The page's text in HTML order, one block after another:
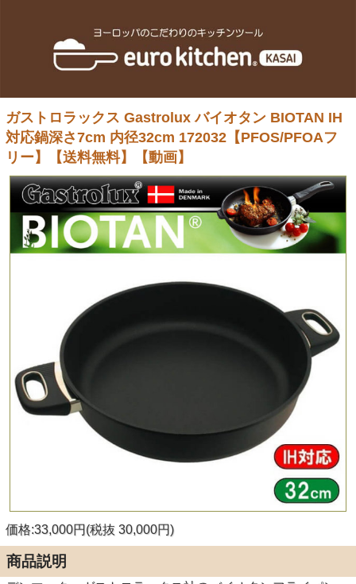
ガストロラックス Gastrolux バイオタン BIOTAN IH
対応鍋深さ7cm 内径32cm 172032【PFOS/PFOAフ
リー】【送料無料】【動画】
価格:33,000円(税抜 30,000円)
商品説明